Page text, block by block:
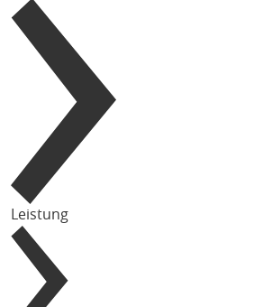
Leistung